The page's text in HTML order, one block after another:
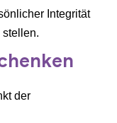
Integrität
der